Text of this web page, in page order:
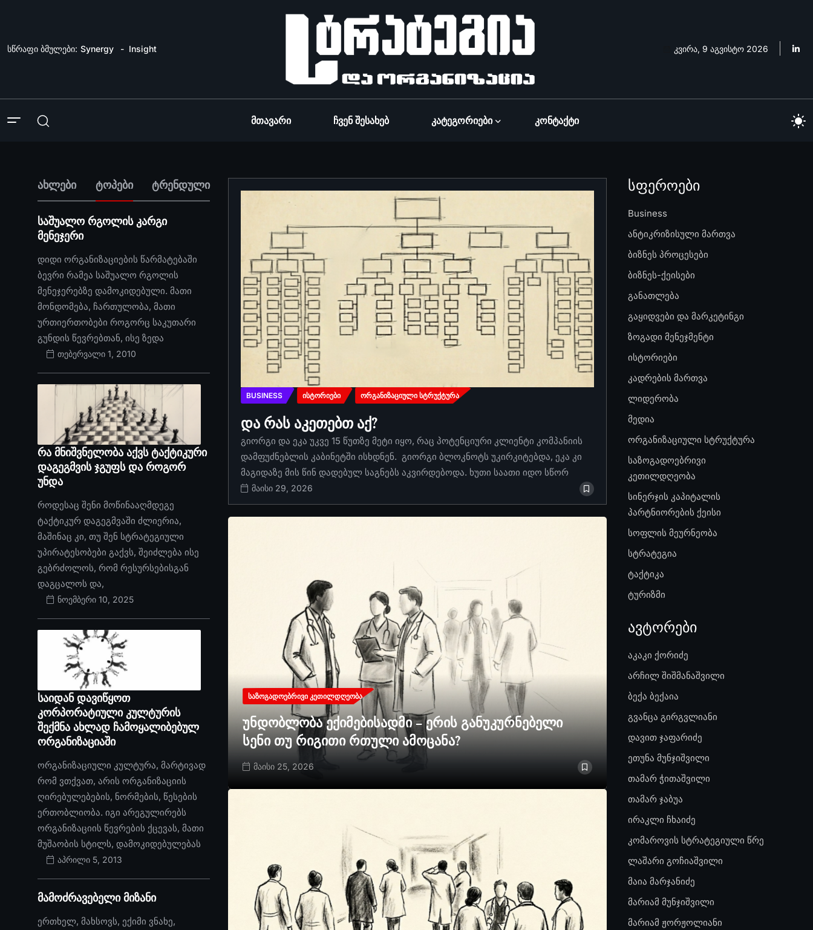
სწრაფი ბმულები: Synergy Insight კვირა, 9 აგვისტო 2026
Მთავარი Ჩვენ Შესახებ Კატეგორიები Კონტაქტი
ახლები ტოპები ტრენდული
საშუალო რგოლის კარგი
მენეჯერი
დიდი ორგანიზაციების წარმატებაში
ბევრი რამეა საშუალო რგოლის
მენეჯერებზე დამოკიდებული. მათი
მონდომება, ჩართულობა, მათი
ურთიერთობები როგორც საკუთარი
გუნდის წევრებთან, ისე ზედა
თებერვალი 1, 2010
რა მნიშვნელობა აქვს ტაქტიკური
დაგეგმვის ჯგუფს და როგორ
უნდა
როდესაც შენი მოწინააღმდეგე
ტაქტიკურ დაგეგმვაში ძლიერია,
მაშინაც კი, თუ შენ სტრატეგიული
უპირატესობები გაქვს, შეიძლება ისე
გებრძოლოს, რომ რესურსებისგან
დაგცალოს და,
ნოემბერი 10, 2025
საიდან დავიწყოთ
კორპორატიული კულტურის
შექმნა ახლად ჩამოყალიბებულ
ორგანიზაციაში
ორგანიზაციული კულტურა, მარტივად
რომ ვთქვათ, არის ორგანიზაციის
ღირებულებების, ნორმების, წესების
ერთობლიობა. იგი არეგულირებს
ორგანიზაციის წევრების ქცევას, მათი
მუშაობის სტილს, დამოკიდებულებას
აპრილი 5, 2013
მამოძრავებელი მიზანი
ერთხელ, მახსოვს, ექიმი ვნახე,
BUSINESS ᲘᲡᲢᲝᲠᲘᲔᲑᲘ ᲝᲠᲒᲐᲜᲘᲖᲐᲪᲘᲣᲚᲘ ᲡᲢᲠᲣᲥᲢᲣᲠᲐ
და რას აკეთებთ აქ?
გიორგი და ეკა უკვე 15 წუთზე მეტი იყო, რაც პოტენციური კლიენტი კომპანიის
დამფუძნებლის კაბინეტში ისხდნენ. გიორგი ბლოკნოტს უკირკიტებდა, ეკა კი
მაგიდაზე მის წინ დადებულ საგნებს აკვირდებოდა. ხუთი საათი იდო სწორ
მაისი 29, 2026
ᲡᲐᲖᲝᲒᲐᲓᲝᲔᲑᲠᲘᲕᲘ ᲙᲔᲗᲘᲚᲓᲦᲔᲝᲑᲐ
უნდობლობა ექიმებისადმი – ერის განუკურნებელი
სენი თუ რიგითი რთული ამოცანა?
მაისი 25, 2026
სფეროები
Business
ანტიკრიზისული მართვა
ბიზნეს პროცესები
ბიზნეს-ქეისები
განათლება
გაყიდვები და მარკეტინგი
ზოგადი მენეჯმენტი
ისტორიები
კადრების მართვა
ლიდერობა
მედია
ორგანიზაციული სტრუქტურა
საზოგადოებრივი
კეთილდღეობა
სინერჯის კაპიტალის
პარტნიორების ქეისი
სოფლის მეურნეობა
სტრატეგია
ტაქტიკა
ტურიზმი
ავტორები
აკაკი ქორიძე
არჩილ შიშმანაშვილი
ბექა ბექაია
გვანცა გირგვლიანი
დავით ჯაფარიძე
ეთუნა მუნჯიშვილი
თამარ ჭითაშვილი
თამარ ჯაბუა
ირაკლი ჩხაიძე
კომაროვის სტრატეგიული წრე
ლაშარი გოჩიაშვილი
მაია მარჯანიძე
მარიამ მუნჯიშვილი
მარიამ ჟორჟოლიანი